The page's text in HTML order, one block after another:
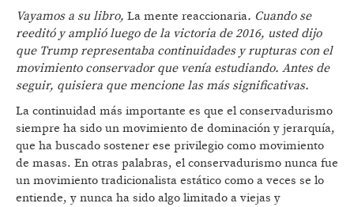
Vayamos a su libro, La mente reaccionaria. Cuando se
reeditó y amplió luego de la victoria de 2016, usted dijo
que Trump representaba continuidades y rupturas con el
movimiento conservador que venía estudiando. Antes de
seguir, quisiera que mencione las más significativas.
La continuidad más importante es que el conservadurismo
siempre ha sido un movimiento de dominación y jerarquía,
que ha buscado sostener ese privilegio como movimiento
de masas. En otras palabras, el conservadurismo nunca fue
un movimiento tradicionalista estático como a veces se lo
entiende, y nunca ha sido algo limitado a viejas y